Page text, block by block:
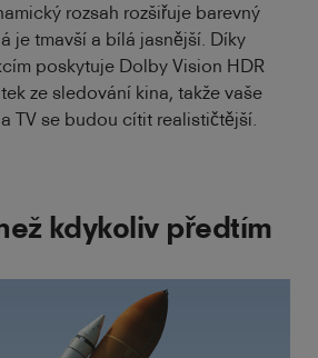
rozsah rozšiřuje barevný
je tmavší a bílá jasnější. Díky
poskytuje Dolby Vision HDR
ze sledování kina, takže vaše
TV se budou cítit realističtější.
kdykoliv předtím